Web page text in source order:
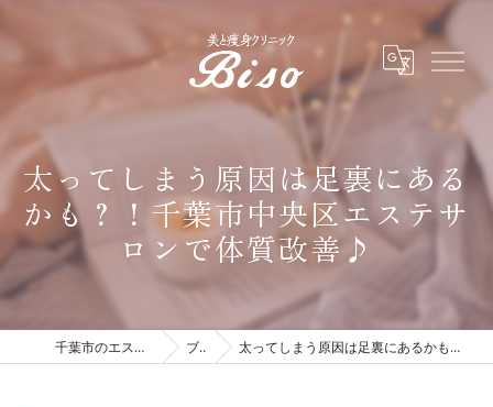
太ってしまう原因は足裏にある
かも？！千葉市中央区エステサ
ロンで体質改善♪
千葉市のエステは有限会社ビソウ ブログ 太ってしまう原因は足裏にあるかも？！千葉市中央区エステサロンで体質改善♪